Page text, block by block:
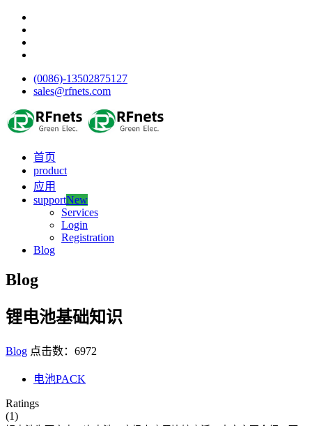
(0086)-13502875127
sales@rfnets.com
首页
product
应用
supportNew
Services
Login
Registration
Blog
Blog
锂电池基础知识
Blog 点击数：6972
电池PACK
Ratings
(1)